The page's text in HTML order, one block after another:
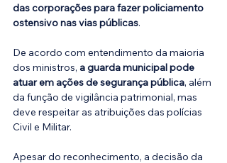
das corporações para fazer policiamento
ostensivo nas vias públicas.
De acordo com entendimento da maioria
dos ministros, a guarda municipal pode
atuar em ações de segurança pública, além
da função de vigilância patrimonial, mas
deve respeitar as atribuições das polícias
Civil e Militar.
Apesar do reconhecimento, a decisão da